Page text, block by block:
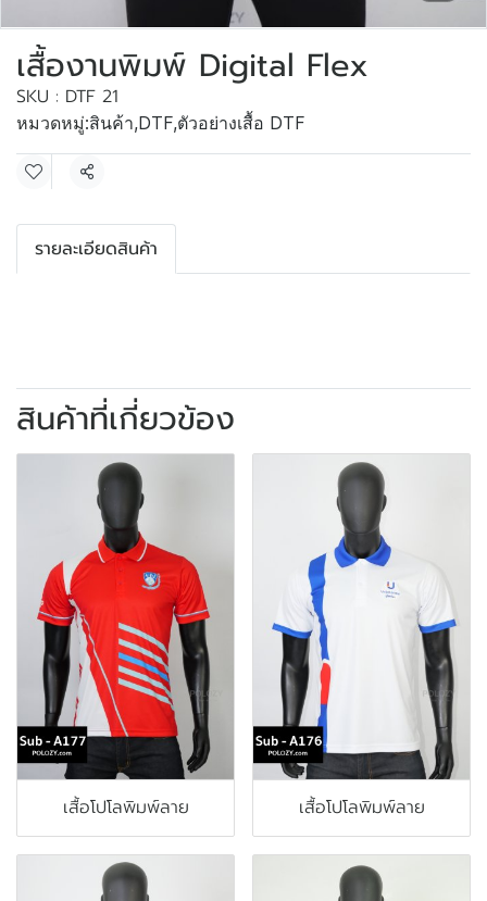
เสื้องานพิมพ์ Digital Flex
SKU : DTF 21
หมวดหมู่:สินค้า,DTF,ตัวอย่างเสื้อ DTF
แชร์
รายละเอียดสินค้า
สินค้าที่เกี่ยวข้อง
เสื้อโปโลพิมพ์ลาย เสื้อโปโลพิมพ์ลาย